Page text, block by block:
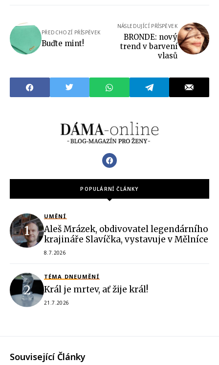
PŘEDCHOZÍ PŘÍSPĚVEK
Buďte mint!
NÁSLEDUJÍCÍ PŘÍSPĚVEK
BRONDE: nový
trend v barvení
vlasů
POPULÁRNÍ ČLÁNKY
UMĚNÍ
Aleš Mrázek, obdivovatel legendárního
krajináře Slavíčka, vystavuje v Mělníce
8.7.2026
TÉMA DNEUMĚNÍ
Král je mrtev, ať žije král!
21.7.2026
Související Články